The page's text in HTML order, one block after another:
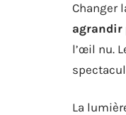
Changer
agrandir
l’œil nu.
La